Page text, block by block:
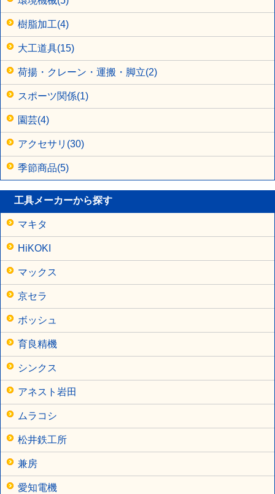
樹脂加工(4)
大工道具(15)
荷揚・クレーン・運搬・脚立(2)
スポーツ関係(1)
園芸(4)
アクセサリ(30)
季節商品(5)
工具メーカーから探す
マキタ
HiKOKI
マックス
京セラ
ボッシュ
育良精機
シンクス
アネスト岩田
ムラコシ
松井鉄工所
兼房
愛知電機